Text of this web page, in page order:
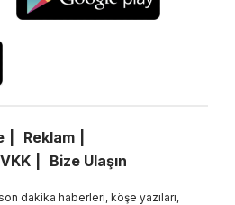
Reklam
Bize Ulaşın
dakika haberleri, köşe yazıları,